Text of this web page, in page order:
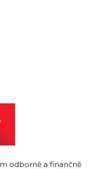
odborně a finančně